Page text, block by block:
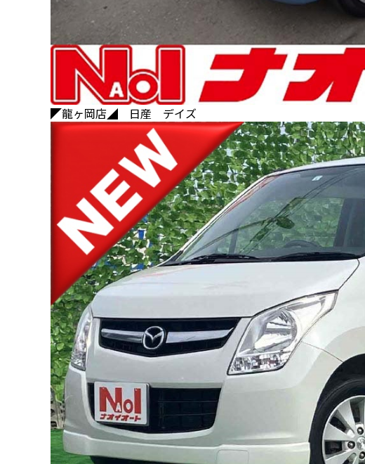
◤龍ヶ岡店◢ 日産 デイズ